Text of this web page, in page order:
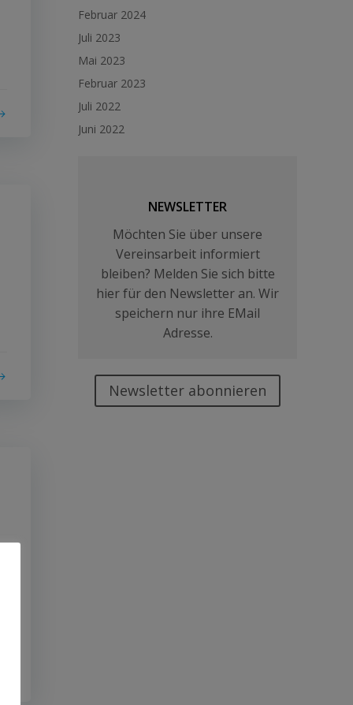
Februar 2024
Juli 2023
Mai 2023
Februar 2023
Juli 2022
Juni 2022
NEWSLETTER
Möchten Sie über unsere
Vereinsarbeit informiert
bleiben? Melden Sie sich bitte
hier für den Newsletter an. Wir
speichern nur ihre EMail
Adresse.
Newsletter abonnieren